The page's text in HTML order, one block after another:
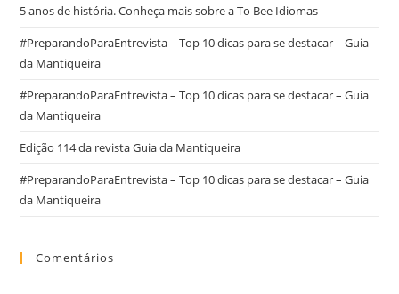
5 anos de história. Conheça mais sobre a To Bee Idiomas
#PreparandoParaEntrevista – Top 10 dicas para se destacar – Guia
da Mantiqueira
#PreparandoParaEntrevista – Top 10 dicas para se destacar – Guia
da Mantiqueira
Edição 114 da revista Guia da Mantiqueira
#PreparandoParaEntrevista – Top 10 dicas para se destacar – Guia
da Mantiqueira
Comentários